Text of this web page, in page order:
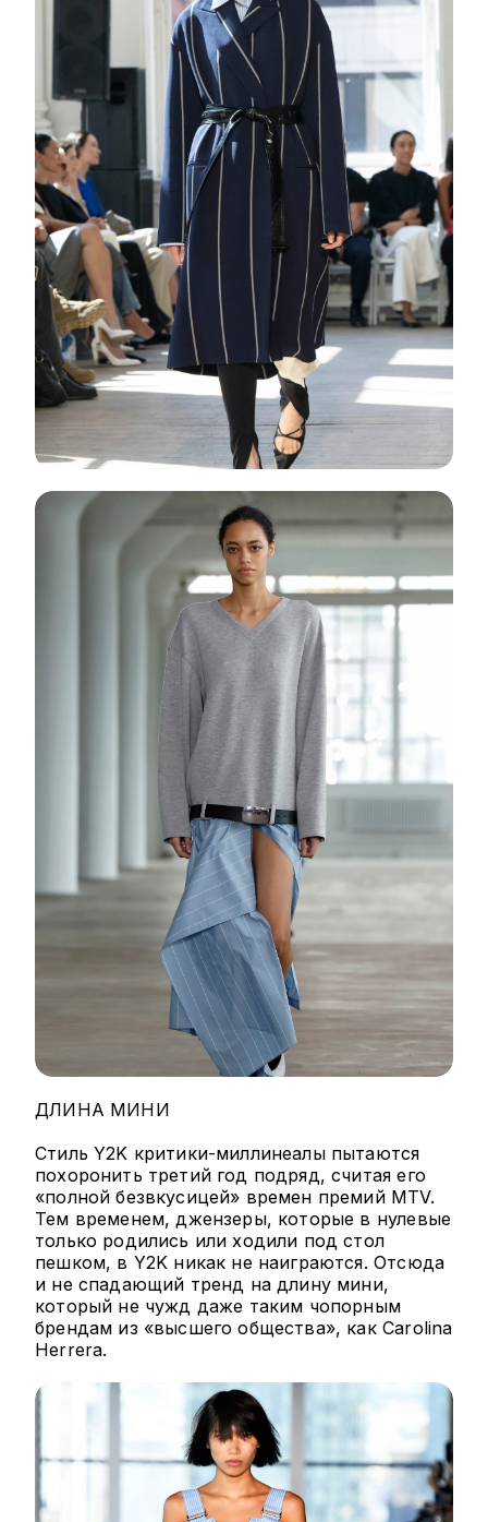
ДЛИНА МИНИ
Стиль Y2K критики-миллинеалы пытаются
похоронить третий год подряд, считая его
«полной безвкусицей» времен премий MTV.
Тем временем, джензеры, которые в нулевые
только родились или ходили под стол
пешком, в Y2K никак не наиграются. Отсюда
и не спадающий тренд на длину мини,
который не чужд даже таким чопорным
брендам из «высшего общества», как Carolina
Herrera.